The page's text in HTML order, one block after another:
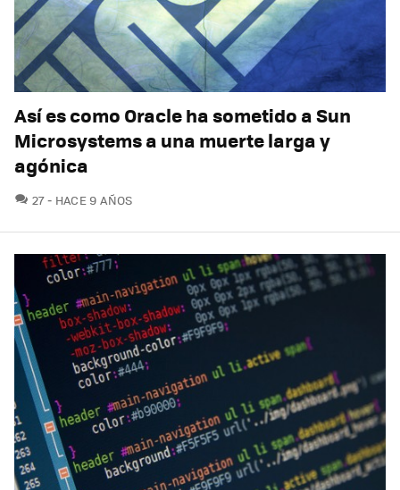
Así es como Oracle ha sometido a Sun
Microsystems a una muerte larga y
agónica
27COMENTARIOS
HACE 9 AÑOS